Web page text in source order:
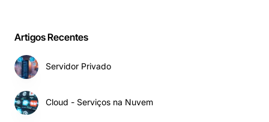
Artigos Recentes
Servidor Privado
Cloud - Serviços na Nuvem